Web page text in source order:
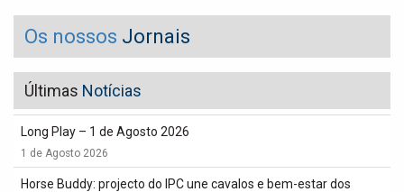
Os nossos Jornais
Últimas Notícias
Long Play – 1 de Agosto 2026
1 de Agosto 2026
Horse Buddy: projecto do IPC une cavalos e bem-estar dos